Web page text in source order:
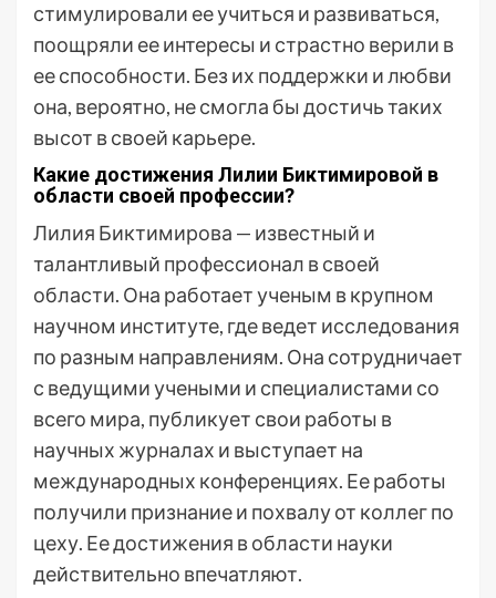
стимулировали ее учиться и развиваться,
поощряли ее интересы и страстно верили в
ее способности. Без их поддержки и любви
она, вероятно, не смогла бы достичь таких
высот в своей карьере.
Какие достижения Лилии Биктимировой в
области своей профессии?
Лилия Биктимирова — известный и
талантливый профессионал в своей
области. Она работает ученым в крупном
научном институте, где ведет исследования
по разным направлениям. Она сотрудничает
с ведущими учеными и специалистами со
всего мира, публикует свои работы в
научных журналах и выступает на
международных конференциях. Ее работы
получили признание и похвалу от коллег по
цеху. Ее достижения в области науки
действительно впечатляют.